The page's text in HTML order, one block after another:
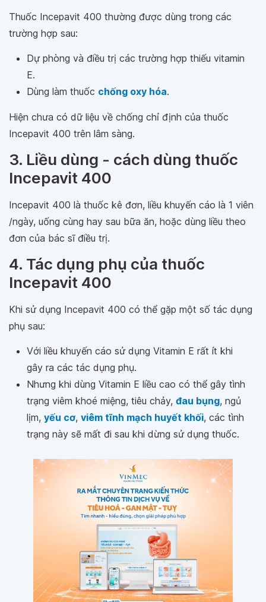
Thuốc Incepavit 400 thường được dùng trong các
trường hợp sau:
Dự phòng và điều trị các trường hợp thiếu vitamin
E.
Dùng làm thuốc chống oxy hóa.
Hiện chưa có dữ liệu về chống chỉ định của thuốc
Incepavit 400 trên lâm sàng.
3. Liều dùng - cách dùng thuốc
Incepavit 400
Incepavit 400 là thuốc kê đơn, liều khuyến cáo là 1 viên
/ngày, uống cùng hay sau bữa ăn, hoặc dùng liều theo
đơn của bác sĩ điều trị.
4. Tác dụng phụ của thuốc
Incepavit 400
Khi sử dụng Incepavit 400 có thể gặp một số tác dụng
phụ sau:
Với liều khuyến cáo sử dụng Vitamin E rất ít khi
gây ra các tác dụng phụ.
Nhưng khi dùng Vitamin E liều cao có thể gây tình
trạng viêm khoé miệng, tiêu chảy, đau bụng, ngủ
lịm, yếu cơ, viêm tĩnh mạch huyết khối, các tình
trạng này sẽ mất đi sau khi dừng sử dụng thuốc.